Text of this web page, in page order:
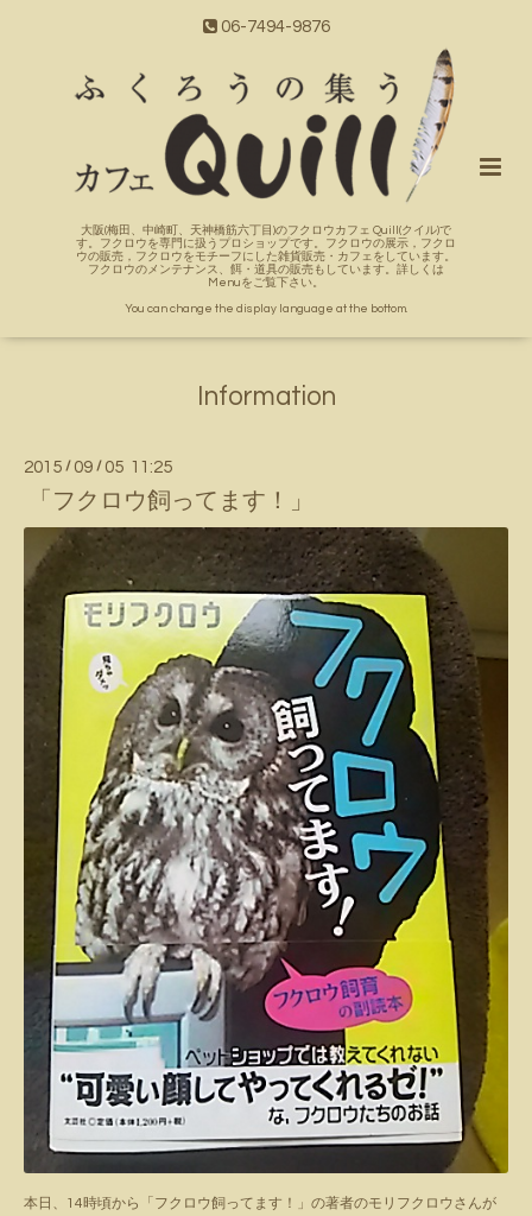
06-7494-9876
大阪(梅田、中崎町、天神橋筋六丁目)のフクロウカフェ Quill(クイル)で
す。フクロウを専門に扱うプロショップです。フクロウの展示，フクロ
ウの販売，フクロウをモチーフにした雑貨販売・カフェをしています。
フクロウのメンテナンス、餌・道具の販売もしています。詳しくは
Menuをご覧下さい。
You can change the display language at the bottom.
Information
2015 / 09 / 05 11:25
「フクロウ飼ってます！」
本日、14時頃から「フクロウ飼ってます！」の著者のモリフクロウさんが